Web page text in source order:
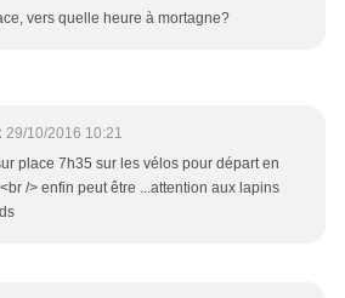
vers quelle heure à mortagne?
29/10/2016 10:21
place 7h35 sur les vélos pour départ en
/> enfin peut être ...attention aux lapins